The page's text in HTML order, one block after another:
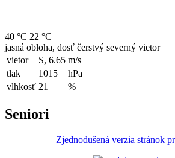
40 °C 22 °C
jasná obloha, dosť čerstvý severný vietor
vietor
S, 6.65 m/s
tlak
1015
hPa
vlhkosť 21 %
Seniori
Zjednodušená verzia stránok